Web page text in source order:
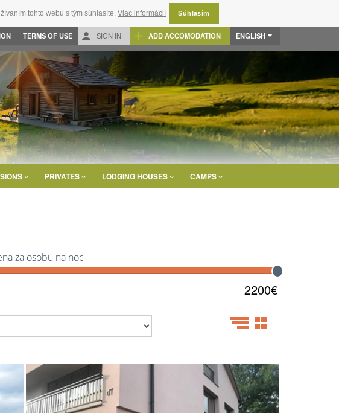
tohto webu s tým súhlasíte.Viac informácií Súhlasím
TERMS OF USE SIGN IN ADD ACCOMODATION ENGLISH
PRIVATES LODGING HOUSES CAMPS
za osobu na noc
2200€